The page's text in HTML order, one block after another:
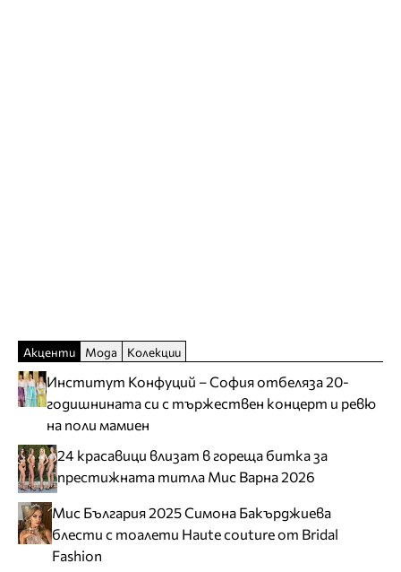
Акценти Мода Колекции
Институт Конфуций – София отбеляза 20-
годишнината си с тържествен концерт и ревю
на поли мамиен
24 красавици влизат в гореща битка за
престижната титла Мис Варна 2026
Мис България 2025 Симона Бакърджиева
блести с тоалети Haute couture от Bridal
Fashion